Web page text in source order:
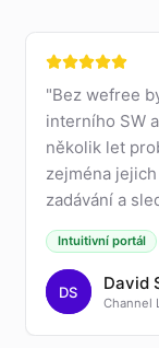
"Bez wefree
interního SW
několik let
zejména
zadávání a
Intuitivní portál
DS David
Channel